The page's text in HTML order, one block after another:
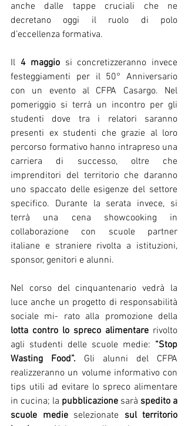
anche dalle tappe cruciali che ne
decretano oggi il ruolo di polo
d’eccellenza formativa.
Il 4 maggio si concretizzeranno invece
festeggiamenti per il 50° Anniversario
con un evento al CFPA Casargo. Nel
pomeriggio si terrà un incontro per gli
studenti dove tra i relatori saranno
presenti ex studenti che grazie al loro
percorso formativo hanno intrapreso una
carriera di successo, oltre che
imprenditori del territorio che daranno
uno spaccato delle esigenze del settore
specifico. Durante la serata invece, si
terrà una cena showcooking in
collaborazione con scuole partner
italiane e straniere rivolta a istituzioni,
sponsor, genitori e alunni.
Nel corso del cinquantenario vedrà la
luce anche un progetto di responsabilità
lotta contro lo spreco alimentare rivolto
agli studenti delle scuole medie: “Stop
Wasting Food”. Gli alunni del CFPA
realizzeranno un volume informativo con
tips utili ad evitare lo spreco alimentare
in cucina; la pubblicazione sarà spedito a
scuole medie selezionate sul territorio